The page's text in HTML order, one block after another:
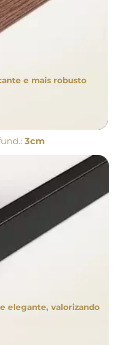
e mais robusto
3cm
elegante, valorizando